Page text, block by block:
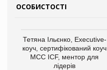
ОСОБИСТОСТІ
Тетяна Ільєнко, Executive-
коуч, сертифікований коуч
МСС ICF, ментор для
лідерів